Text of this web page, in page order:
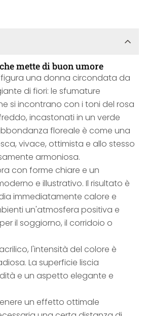
mette di buon umore
una donna circondata da
di fiori: le sfumature
si incontrano con i toni del rosa
incastonati in un verde
floreale è come una
vivace, ottimista e allo stesso
armoniosa.
con forme chiare e un
e illustrativo. Il risultato è
immediatamente calore e
un'atmosfera positiva e
il soggiorno, il corridoio o
l'intensità del colore è
La superficie liscia
e un aspetto elegante e
un effetto ottimale